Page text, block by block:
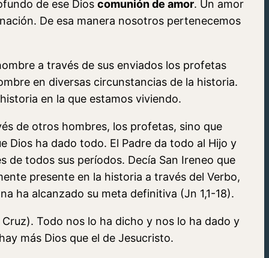
de ese Dios comunión de amor. Un amor
De esa manera nosotros pertenecemos
a través de sus enviados los profetas
en diversas circunstancias de la historia.
en la que estamos viviendo.
de otros hombres, los profetas, sino que
Dios ha dado todo. El Padre da todo al Hijo y
de todos sus períodos. Decía San Ireneo que
presente en la historia a través del Verbo,
ha alcanzado su meta definitiva (Jn 1,1-18).
Todo nos lo ha dicho y nos lo ha dado y
más Dios que el de Jesucristo.